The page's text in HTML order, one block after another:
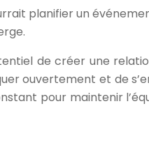
planifier un
de créer une
ouvertement et de
pour maintenir